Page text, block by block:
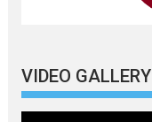
VIDEO GALLERY